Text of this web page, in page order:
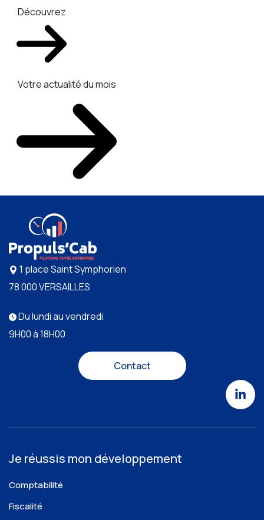
Découvrez
Votre actualité du mois
1 place Saint Symphorien
78 000 VERSAILLES
Du lundi au vendredi
9H00 à 18H00
Contact
Je réussis mon développement
Comptabilité
Fiscalité